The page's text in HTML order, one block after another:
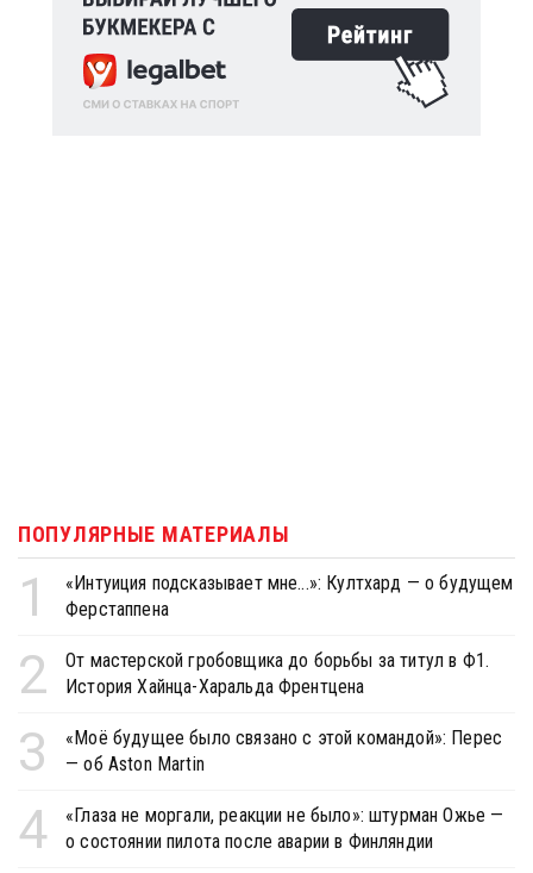
ПОПУЛЯРНЫЕ МАТЕРИАЛЫ
1
«Интуиция подсказывает мне...»: Култхард — о будущем
Ферстаппена
2
От мастерской гробовщика до борьбы за титул в Ф1.
История Хайнца-Харальда Френтцена
3
«Моё будущее было связано с этой командой»: Перес
— об Aston Martin
4
«Глаза не моргали, реакции не было»: штурман Ожье —
о состоянии пилота после аварии в Финляндии